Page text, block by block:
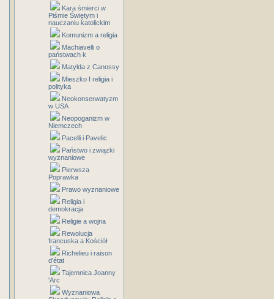
Kara śmierci w
Piśmie Świętym i
nauczaniu katolickim
Komunizm a religia
Machiavelli o
państwach k
Matylda z Canossy
Mieszko I religia i
polityka
Neokonserwatyzm
w USA
Neopoganizm w
Niemczech
Pacelli i Pavelic
Państwo i związki
wyznaniowe
Pierwsza
Poprawka
Prawo wyznaniowe
Religia i
demokracja
Religie a wojna
Rewolucja
francuska a Kościół
Richelieu i raison
d'état
Tajemnica Joanny
'Arc
Wyznaniowa